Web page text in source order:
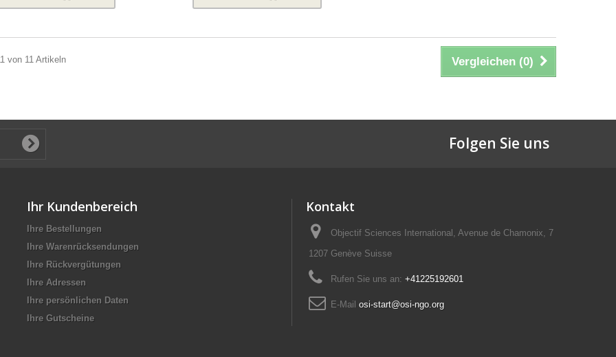
Vergleichen (0)
von 11 Artikeln
Folgen Sie uns
Ihr Kundenbereich
Ihre Bestellungen
Ihre Warenrücksendungen
Ihre Rückvergütungen
Ihre Adressen
Ihre persönlichen Daten
Ihre Gutscheine
Kontakt
Objectif Sciences International, Avenue de Chamonix, 7
1207 Genève Suisse
Rufen Sie uns an: +41225192601
E-Mail osi-start@osi-ngo.org